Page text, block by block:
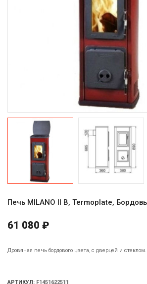
Печь MILANO II B, Termoplate,
61 080 ₽
Дровяная печь бордового цвета, с дверцей и стеклом.
АРТИКУЛ: F1451622511